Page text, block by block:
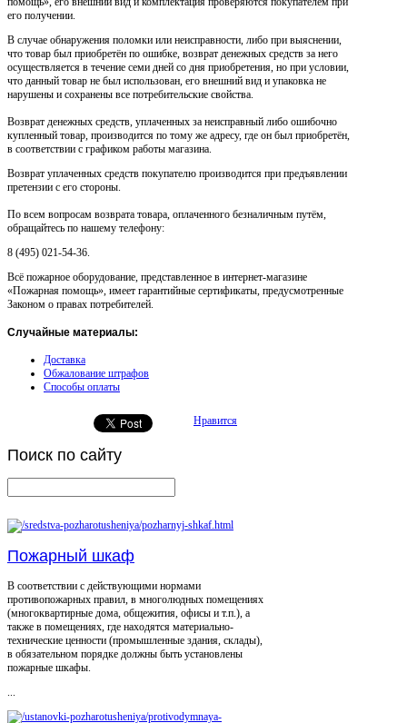
его получении.
В случае обнаружения поломки или неисправности, либо при выяснении,
что товар был приобретён по ошибке, возврат денежных средств за него
осуществляется в течение семи дней со дня приобретения, но при условии,
что данный товар не был использован, его внешний вид и упаковка не
нарушены и сохранены все потребительские свойства.
Возврат денежных средств, уплаченных за неисправный либо ошибочно
купленный товар, производится по тому же адресу, где он был приобретён,
в соответствии с графиком работы магазина.
Возврат уплаченных средств покупателю производится при предъявлении
претензии с его стороны.
По всем вопросам возврата товара, оплаченного безналичным путём,
обращайтесь по нашему телефону:
8 (495) 021-54-36.
Всё пожарное оборудование, представленное в интернет-магазине
«Пожарная помощь», имеет гарантийные сертификаты, предусмотренные
Законом о правах потребителей.
Случайные материалы:
Доставка
Обжалование штрафов
Способы оплаты
Нравится
Поиск по сайту
Пожарный шкаф
В соответствии с действующими нормами
противопожарных правил, в многолюдных помещениях
(многоквартирные дома, общежития, офисы и т.п.), а
также в помещениях, где находятся материально-
технические ценности (промышленные здания, склады),
в обязательном порядке должны быть установлены
пожарные шкафы.
...